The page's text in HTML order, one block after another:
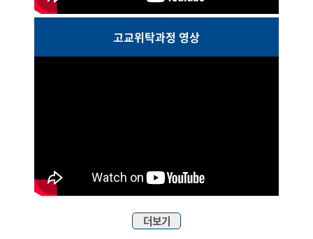
고교위탁과정 영상
더보기